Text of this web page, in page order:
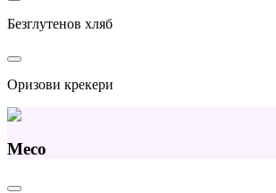
Безглутенов хляб
Оризови крекери
Месо